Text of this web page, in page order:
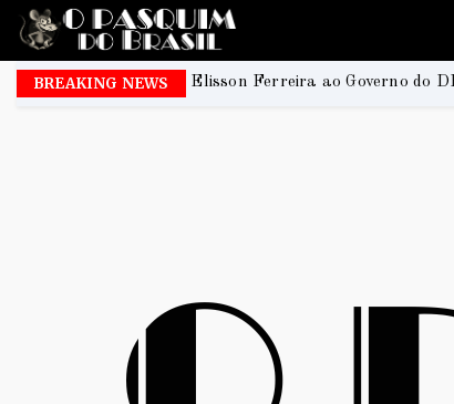
BREAKING NEWS
Ferreira ao Governo do DF e Tiago Társis ao Senado